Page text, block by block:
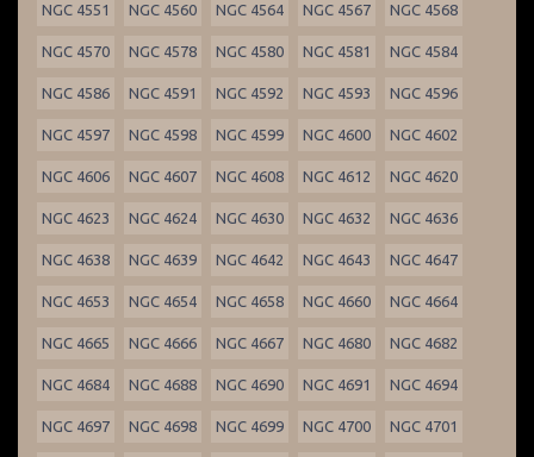
NGC 4551 NGC 4560 NGC 4564 NGC 4567 NGC 4568
NGC 4570 NGC 4578 NGC 4580 NGC 4581 NGC 4584
NGC 4586 NGC 4591 NGC 4592 NGC 4593 NGC 4596
NGC 4597 NGC 4598 NGC 4599 NGC 4600 NGC 4602
NGC 4606 NGC 4607 NGC 4608 NGC 4612 NGC 4620
NGC 4623 NGC 4624 NGC 4630 NGC 4632 NGC 4636
NGC 4638 NGC 4639 NGC 4642 NGC 4643 NGC 4647
NGC 4653 NGC 4654 NGC 4658 NGC 4660 NGC 4664
NGC 4665 NGC 4666 NGC 4667 NGC 4680 NGC 4682
NGC 4684 NGC 4688 NGC 4690 NGC 4691 NGC 4694
NGC 4697 NGC 4698 NGC 4699 NGC 4700 NGC 4701